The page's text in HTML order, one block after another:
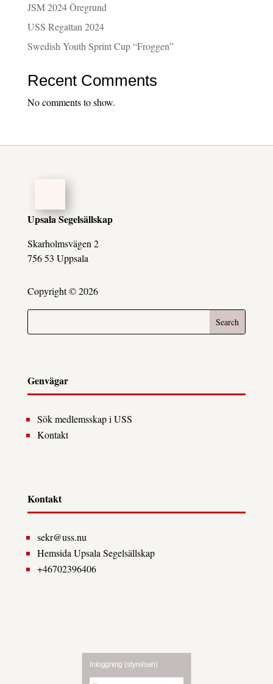
JSM 2024 Öregrund
USS Regattan 2024
Swedish Youth Sprint Cup “Froggen”
Recent Comments
No comments to show.
Upsala Segelsällskap
Skarholmsvägen 2
756 53 Uppsala
Copyright © 2026
Genvägar
Sök medlemsskap i USS
Kontakt
Kontakt
sekr@uss.nu
Hemsida Upsala Segelsällskap
+46702396406
Inloggning (styrelsen)